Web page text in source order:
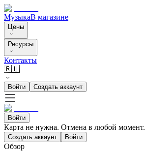
МузыкаВ магазине
Цены
Ресурсы
Контакты
🇷🇺
Войти Создать аккаунт
Войти
Карта не нужна. Отмена в любой момент.
Создать аккаунт Войти
Обзор